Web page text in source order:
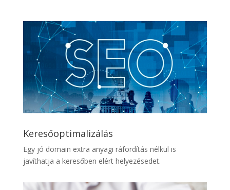
Keresőoptimalizálás
Egy jó domain extra anyagi ráfordítás nélkül is
javíthatja a keresőben elért helyezésedet.